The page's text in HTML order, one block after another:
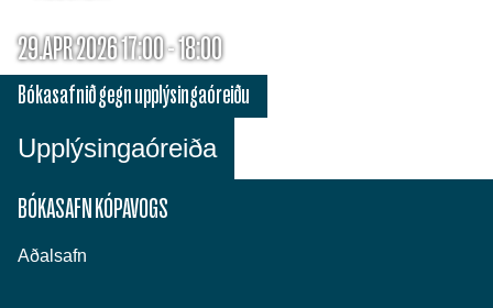
29.APR 2026 17:00 - 18:00
Upplýsingaóreiða
Bókasafnið gegn upplýsingaóreiðu
BÓKASAFN KÓPAVOGS
Aðalsafn